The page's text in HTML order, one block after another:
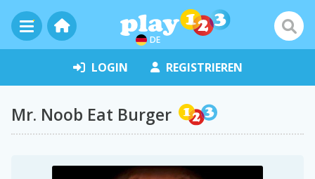
DE
LOGIN REGISTRIEREN
Mr. Noob Eat Burger